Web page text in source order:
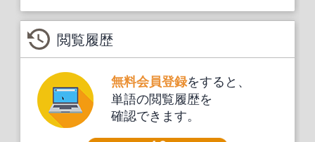
閲覧履歴
無料会員登録をすると、
単語の閲覧履歴を
確認できます。